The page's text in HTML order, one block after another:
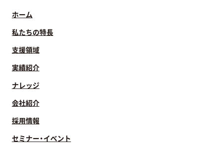
ホーム
私たちの特長
支援領域
実績紹介
ナレッジ
会社紹介
採用情報
セミナー・イベント